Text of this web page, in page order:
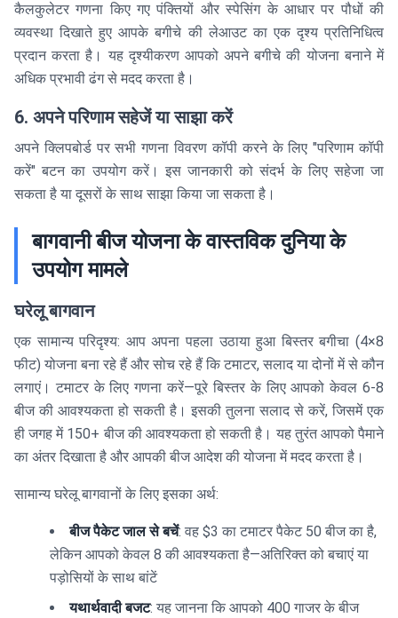
कैलकुलेटर गणना किए गए पंक्तियों और स्पेसिंग के आधार पर पौधों की
व्यवस्था दिखाते हुए आपके बगीचे की लेआउट का एक दृश्य प्रतिनिधित्व
प्रदान करता है। यह दृश्यीकरण आपको अपने बगीचे की योजना बनाने में
अधिक प्रभावी ढंग से मदद करता है।
6. अपने परिणाम सहेजें या साझा करें
अपने क्लिपबोर्ड पर सभी गणना विवरण कॉपी करने के लिए "परिणाम कॉपी
करें" बटन का उपयोग करें। इस जानकारी को संदर्भ के लिए सहेजा जा
सकता है या दूसरों के साथ साझा किया जा सकता है।
बागवानी बीज योजना के वास्तविक दुनिया के
उपयोग मामले
घरेलू बागवान
एक सामान्य परिदृश्य: आप अपना पहला उठाया हुआ बिस्तर बगीचा (4×8
फीट) योजना बना रहे हैं और सोच रहे हैं कि टमाटर, सलाद या दोनों में से कौन
लगाएं। टमाटर के लिए गणना करें—पूरे बिस्तर के लिए आपको केवल 6-8
बीज की आवश्यकता हो सकती है। इसकी तुलना सलाद से करें, जिसमें एक
ही जगह में 150+ बीज की आवश्यकता हो सकती है। यह तुरंत आपको पैमाने
का अंतर दिखाता है और आपकी बीज आदेश की योजना में मदद करता है।
सामान्य घरेलू बागवानों के लिए इसका अर्थ:
बीज पैकेट जाल से बचें: वह $3 का टमाटर पैकेट 50 बीज का है,
लेकिन आपको केवल 8 की आवश्यकता है—अतिरिक्त को बचाएं या
पड़ोसियों के साथ बांटें
यथार्थवादी बजट: यह जानना कि आपको 400 गाजर के बीज